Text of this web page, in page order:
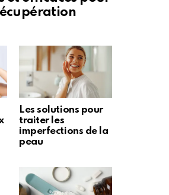
Les solutions pour
traiter les
imperfections de la
peau